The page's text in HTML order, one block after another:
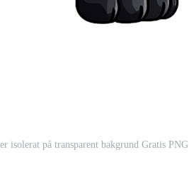
isolerat på transparent bakgrund Gratis PNG